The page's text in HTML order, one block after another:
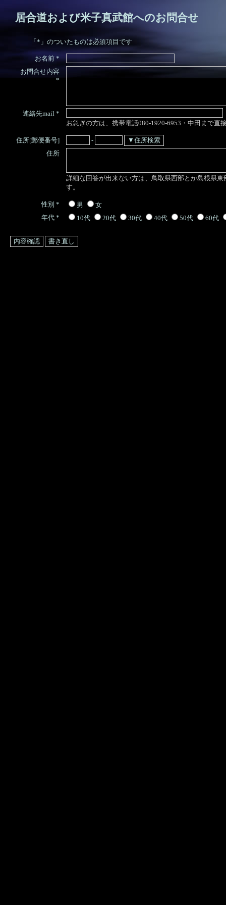
居合道および米子真武館へのお問合せ
「*」のついたものは必須項目です
お名前*
お問合せ内容
*
連絡先mail *
お急ぎの方は、携帯電話080-1920‐6953・中田まで直
住所[郵便番号]
-
住所
詳細な回答が出来ない方は、鳥取県西部とか島根県
す。
性別 * 男
女
年代 * 10代 20代 30代 40代 50代 60代